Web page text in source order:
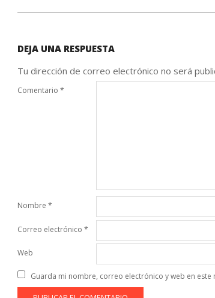
DEJA UNA RESPUESTA
Tu dirección de correo electrónico no será
Comentario *
Nombre *
Correo electrónico *
Web
Guarda mi nombre, correo electrónico y web en